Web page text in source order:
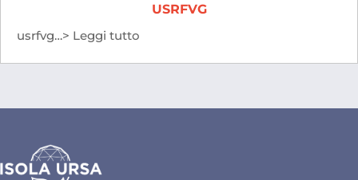
USRFVG
usrfvg…> Leggi tutto